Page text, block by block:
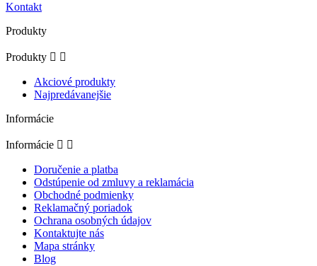
Kontakt
Produkty
Produkty  
Akciové produkty
Najpredávanejšie
Informácie
Informácie  
Doručenie a platba
Odstúpenie od zmluvy a reklamácia
Obchodné podmienky
Reklamačný poriadok
Ochrana osobných údajov
Kontaktujte nás
Mapa stránky
Blog